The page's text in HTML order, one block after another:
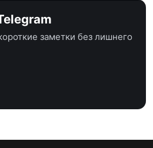
заметки без лишнего